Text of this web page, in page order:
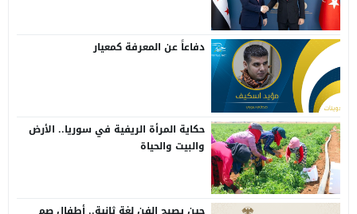
دفاعاً عن المعرفة كمعيار
حكاية المرأة الريفية في سوريا.. الأرض
والبيت والحياة